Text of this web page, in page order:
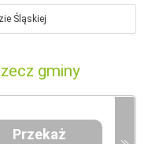
Śląskiej
gminy
Przekaż